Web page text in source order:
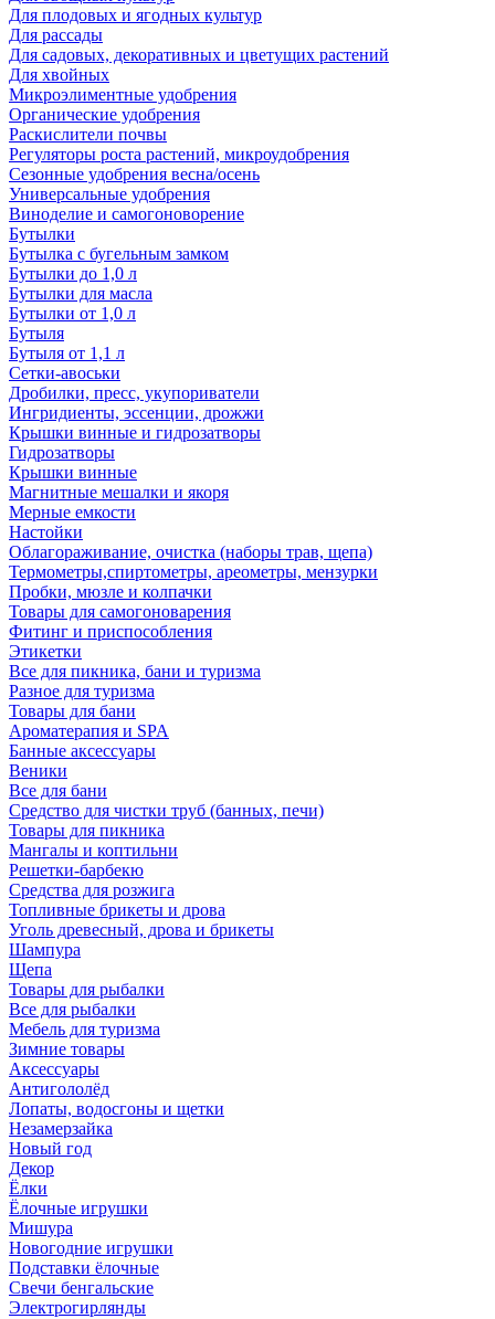
Для плодовых и ягодных культур
Для рассады
Для садовых, декоративных и цветущих растений
Для хвойных
Микроэлиментные удобрения
Органические удобрения
Раскислители почвы
Регуляторы роста растений, микроудобрения
Сезонные удобрения весна/осень
Универсальные удобрения
Виноделие и самогоноворение
Бутылки
Бутылка с бугельным замком
Бутылки до 1,0 л
Бутылки для масла
Бутылки от 1,0 л
Бутыля
Бутыля от 1,1 л
Сетки-авоськи
Дробилки, пресс, укупориватели
Ингридиенты, эссенции, дрожжи
Крышки винные и гидрозатворы
Гидрозатворы
Крышки винные
Магнитные мешалки и якоря
Мерные емкости
Настойки
Облагораживание, очистка (наборы трав, щепа)
Термометры,спиртометры, ареометры, мензурки
Пробки, мюзле и колпачки
Товары для самогоноварения
Фитинг и приспособления
Этикетки
Все для пикника, бани и туризма
Разное для туризма
Товары для бани
Ароматерапия и SPA
Банные аксессуары
Веники
Все для бани
Средство для чистки труб (банных, печи)
Товары для пикника
Мангалы и коптильни
Решетки-барбекю
Средства для розжига
Топливные брикеты и дрова
Уголь древесный, дрова и брикеты
Шампура
Щепа
Товары для рыбалки
Все для рыбалки
Мебель для туризма
Зимние товары
Аксессуары
Антигололёд
Лопаты, водосгоны и щетки
Незамерзайка
Новый год
Декор
Ёлки
Ёлочные игрушки
Мишура
Новогодние игрушки
Подставки ёлочные
Свечи бенгальские
Электрогирлянды